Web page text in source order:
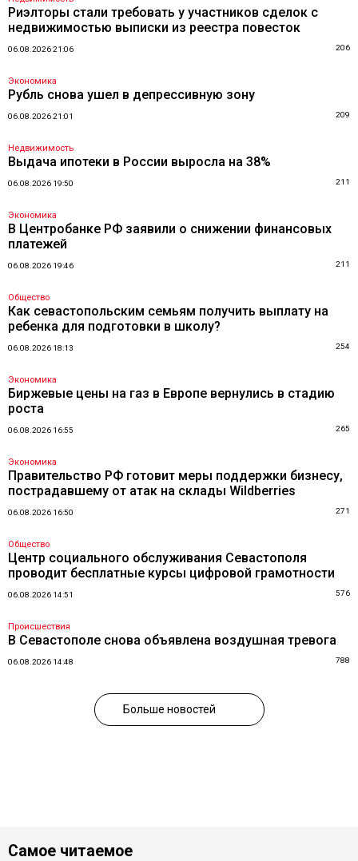
Риэлторы стали требовать у участников сделок с
недвижимостью выписки из реестра повесток
06.08.2026 21:06 206
Экономика
Рубль снова ушел в депрессивную зону
06.08.2026 21:01 209
Недвижимость
Выдача ипотеки в России выросла на 38%
06.08.2026 19:50 211
Экономика
В Центробанке РФ заявили о снижении финансовых
платежей
06.08.2026 19:46 211
Общество
Как севастопольским семьям получить выплату на
ребенка для подготовки в школу?
06.08.2026 18:13 254
Экономика
Биржевые цены на газ в Европе вернулись в стадию
роста
06.08.2026 16:55 265
Экономика
Правительство РФ готовит меры поддержки бизнесу,
пострадавшему от атак на склады Wildberries
06.08.2026 16:50 271
Общество
Центр социального обслуживания Севастополя
проводит бесплатные курсы цифровой грамотности
06.08.2026 14:51 576
Происшествия
В Севастополе снова объявлена воздушная тревога
06.08.2026 14:48 788
Больше новостей
Самое читаемое